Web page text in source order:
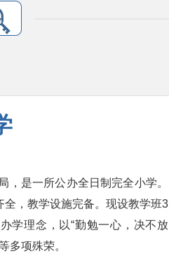
是一所公办全日制完全小学。
，教学设施完备。现设教学班3
学理念，以“勤勉一心，决不放
多项殊荣。